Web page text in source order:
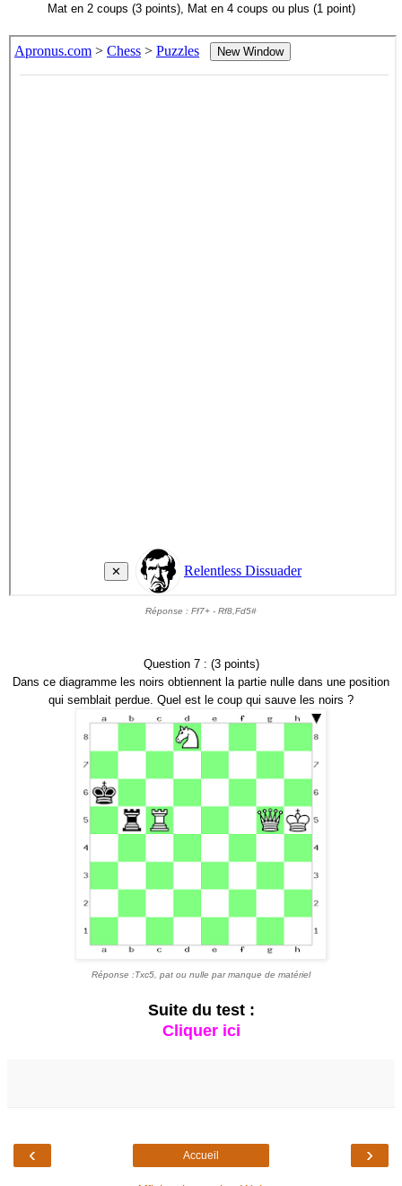
Mat en 2 coups (3 points), Mat en 4 coups ou plus (1 point)
Réponse : Ff7+ - Rf8,Fd5#
Question 7 : (3 points)
Dans ce diagramme les noirs obtiennent la partie nulle dans une position
qui semblait perdue. Quel est le coup qui sauve les noirs ?
Réponse :Txc5, pat ou nulle par manque de matériel
Suite du test :
Cliquer ici
‹ ›
Accueil